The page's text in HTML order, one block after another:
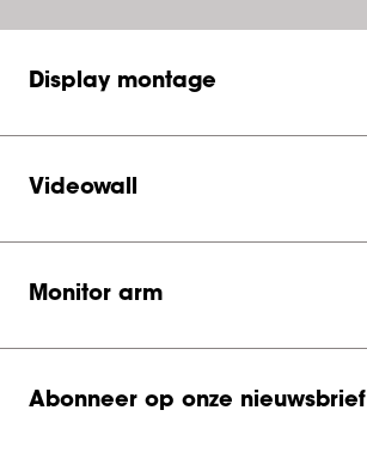
Display montage
Videowall
Monitor arm
Abonneer op onze nieuwsbrief